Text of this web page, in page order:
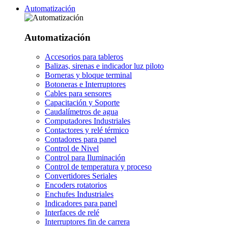
Automatización
Automatización
Accesorios para tableros
Balizas, sirenas e indicador luz piloto
Borneras y bloque terminal
Botoneras e Interruptores
Cables para sensores
Capacitación y Soporte
Caudalímetros de agua
Computadores Industriales
Contactores y relé térmico
Contadores para panel
Control de Nivel
Control para Iluminación
Control de temperatura y proceso
Convertidores Seriales
Encoders rotatorios
Enchufes Industriales
Indicadores para panel
Interfaces de relé
Interruptores fin de carrera